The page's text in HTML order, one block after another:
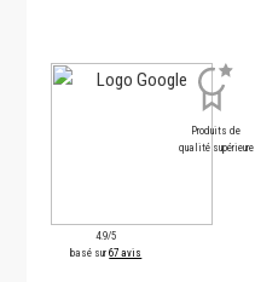
4.9/5
basé sur67 avis
Produits de
qualité supérieure